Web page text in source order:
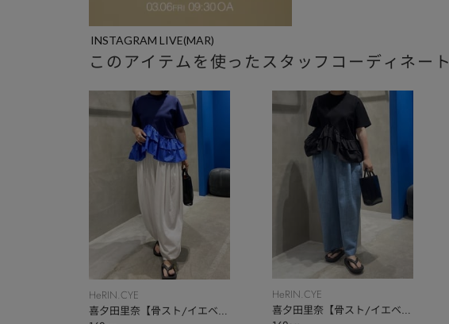
INSTAGRAM LIVE(MAR)
このアイテムを使ったスタッフコーディネート
HeRIN.CYE
喜夕田里奈【骨スト/イエベ
HeRIN.CYE
喜夕田里奈【骨スト/イエベ